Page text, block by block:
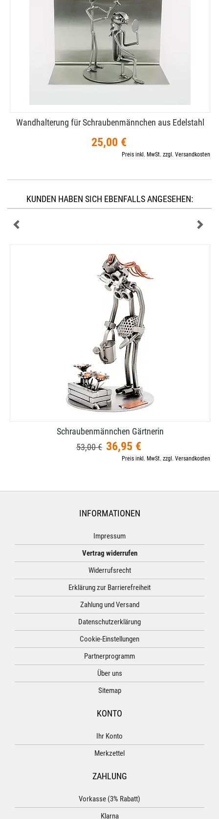
Wandhalterung für Schraubenmännchen aus Edelstahl
25,00 €
Preis inkl. MwSt. zzgl. Versandkosten
KUNDEN HABEN SICH EBENFALLS ANGESEHEN:
Schraubenmännchen Gärtnerin
53,00 € 36,95 €
Preis inkl. MwSt. zzgl. Versandkosten
INFORMATIONEN
Impressum
Vertrag widerrufen
Widerrufsrecht
Erklärung zur Barrierefreiheit
Zahlung und Versand
Datenschutzerklärung
Cookie-Einstellungen
Partnerprogramm
Über uns
Sitemap
KONTO
Ihr Konto
Merkzettel
ZAHLUNG
Vorkasse (3% Rabatt)
Klarna